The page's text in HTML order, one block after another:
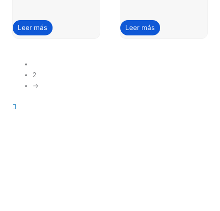
Leer más Leer más
2
→